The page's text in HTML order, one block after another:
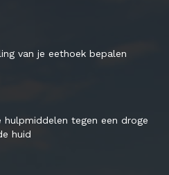
van je eethoek bepalen
hulpmiddelen tegen een droge
huid